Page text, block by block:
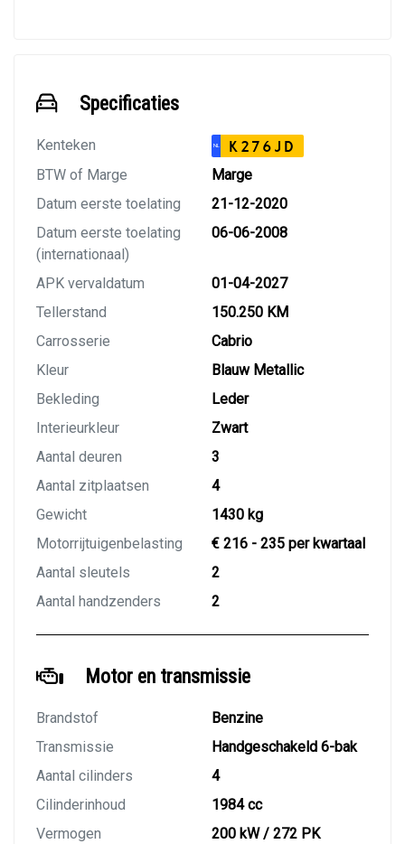
Specificaties
Kenteken NL K276JD
BTW of Marge
Marge
Datum eerste toelating
21-12-2020
Datum eerste toelating
(internationaal)
06-06-2008
APK vervaldatum
01-04-2027
Tellerstand
150.250 KM
Carrosserie
Cabrio
Kleur
Blauw Metallic
Bekleding
Leder
Interieurkleur
Zwart
Aantal deuren
3
Aantal zitplaatsen
4
Gewicht
1430 kg
Motorrijtuigenbelasting
€ 216 - 235 per kwartaal
Aantal sleutels
2
Aantal handzenders
2
Motor en transmissie
Brandstof
Benzine
Transmissie
Handgeschakeld 6-bak
Aantal cilinders
4
Cilinderinhoud
1984 cc
Vermogen
200 kW / 272 PK